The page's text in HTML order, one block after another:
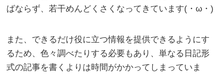
ばならず、若干めんどくさくなってきています(・ω・)
また、できるだけ役に立つ情報を提供できるようにす
るため、色々調べたりする必要もあり、単なる日記形
式の記事を書くよりは時間がかかってしまっていま